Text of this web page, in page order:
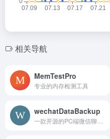
相关导航
MemTestPro
专业的内存检测工具
wechatDataBackup